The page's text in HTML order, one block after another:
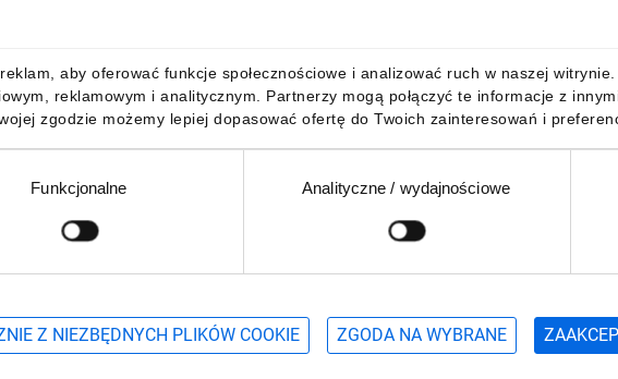
aby oferować funkcje społecznościowe i analizować ruch w naszej
reklamowym i analitycznym. Partnerzy mogą połączyć te informacje z
zgodzie możemy lepiej dopasować ofertę do Twoich zainteresowań i
Funkcjonalne Analityczne / wydajnościowe
Z NIEZBĘDNYCH PLIKÓW COOKIE ZGODA NA WYBRANE
3,44 złbrutto 15,13 złbrutto
DO KOSZYKA
5,89 zł brutto
promocjach i wyprzedażach